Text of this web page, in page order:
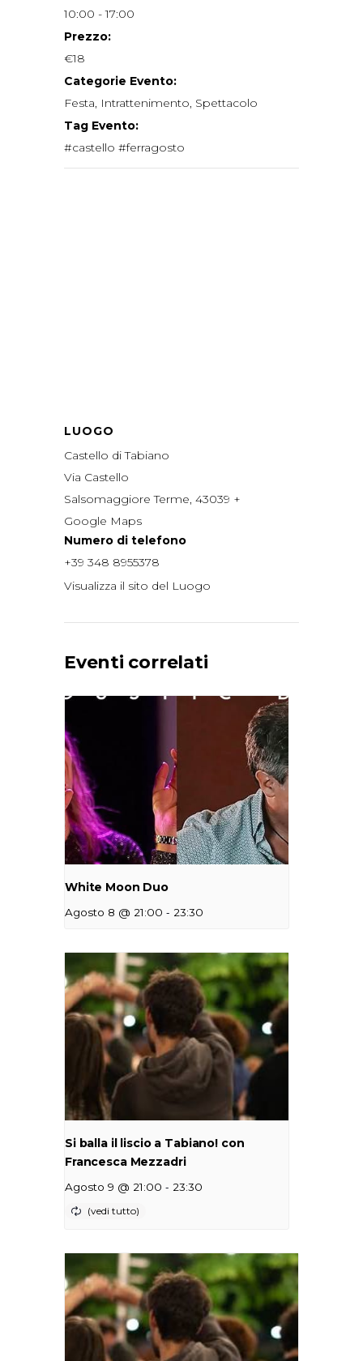
10:00 - 17:00
Prezzo:
€18
Categorie Evento:
Festa, Intrattenimento, Spettacolo
Tag Evento:
#castello #ferragosto
LUOGO
Castello di Tabiano
Via Castello
Salsomaggiore Terme, 43039 +
Google Maps
Numero di telefono
+39 348 8955378
Visualizza il sito del Luogo
Eventi correlati
White Moon Duo
Agosto 8 @ 21:00 - 23:30
Si balla il liscio a Tabiano! con
Francesca Mezzadri
Agosto 9 @ 21:00 - 23:30